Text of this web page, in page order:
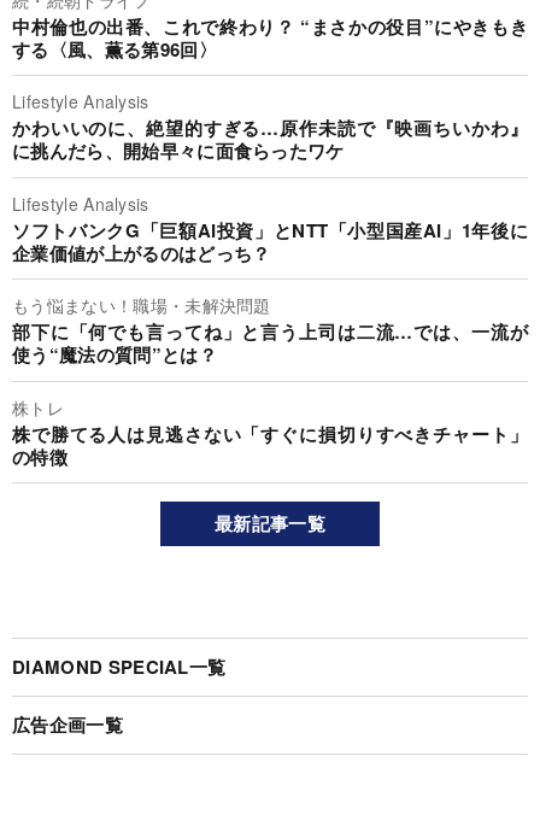
中村倫也の出番、これで終わり？ “まさかの役目”にやきもき
する〈風、薫る第96回〉
Lifestyle Analysis
かわいいのに、絶望的すぎる…原作未読で『映画ちいかわ』
に挑んだら、開始早々に面食らったワケ
Lifestyle Analysis
ソフトバンクG「巨額AI投資」とNTT「小型国産AI」1年後に
企業価値が上がるのはどっち？
もう悩まない！職場・未解決問題
部下に「何でも言ってね」と言う上司は二流…では、一流が
使う“魔法の質問”とは？
株トレ
株で勝てる人は見逃さない「すぐに損切りすべきチャート」
の特徴
最新記事一覧
DIAMOND SPECIAL一覧
広告企画一覧